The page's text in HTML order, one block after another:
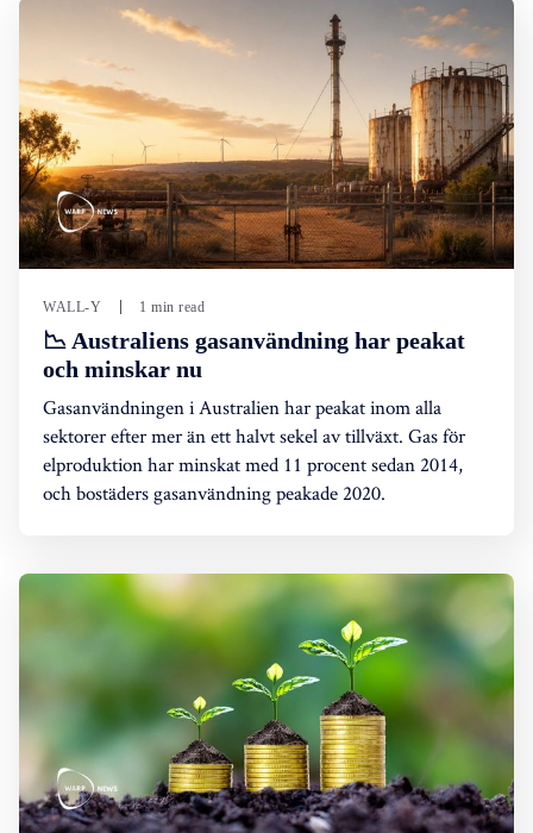
WALL-Y 1 min read
📉 Australiens gasanvändning har peakat
och minskar nu
Gasanvändningen i Australien har peakat inom alla
sektorer efter mer än ett halvt sekel av tillväxt. Gas för
elproduktion har minskat med 11 procent sedan 2014,
och bostäders gasanvändning peakade 2020.